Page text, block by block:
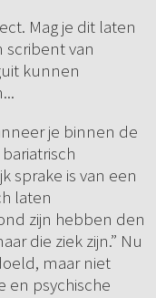
Mag je dit laten
scribent van
kunnen
je binnen de
sprake is van een
laten
zijn hebben den
die ziek zijn.” Nu
maar niet
en psychische